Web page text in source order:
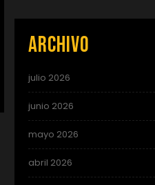
Archivo
julio 2026
junio 2026
mayo 2026
abril 2026